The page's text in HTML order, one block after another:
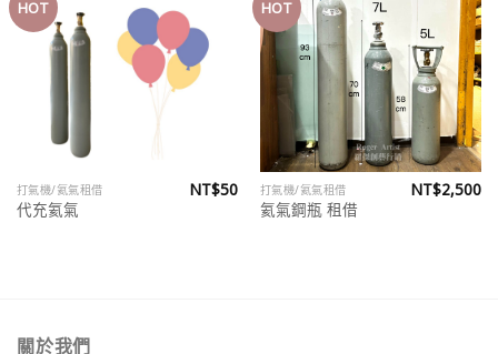
HOT
Add to
wishlist
打氣機/氦氣租借
代充氦氣
NT$50
HOT
Add to
wishlist
打氣機/氦氣租借
氦氣鋼瓶 租借
NT$2,500
關於我們